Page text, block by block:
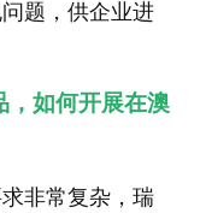
题，供企业进
，如何开展在澳
非常复杂，瑞